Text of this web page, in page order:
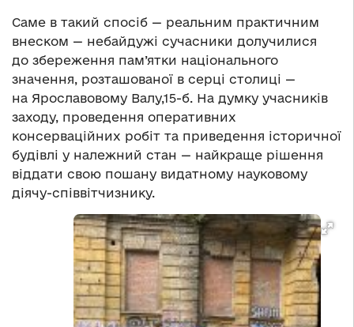
Саме в такий спосіб — реальним практичним
внеском — небайдужі сучасники долучилися
до збереження пам’ятки національного
значення, розташованої в серці столиці —
на Ярославовому Валу,15-б. На думку учасників
заходу, проведення оперативних
консерваційних робіт та приведення історичної
будівлі у належний стан — найкраще рішення
віддати свою пошану видатному науковому
діячу-співвітчизнику.